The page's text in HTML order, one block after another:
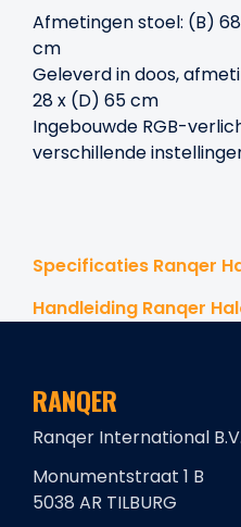
Afmetingen stoel: (B)
cm
Geleverd in doos,
28 x (D) 65 cm
Ingebouwde RGB-
verschillende
Specificaties Ranqer
Handleiding Ranqer
RANQER
Ranqer International B.V.
Monumentstraat 1 B
5038 AR TILBURG